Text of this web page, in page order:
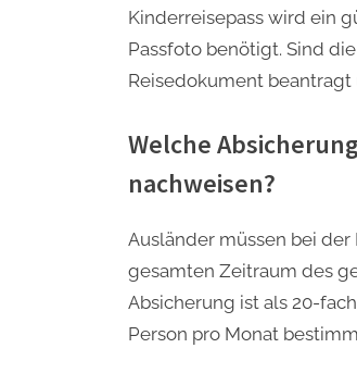
Kinderreisepass wird ein
Passfoto benötigt. Sind
Reisedokument
Welche
nachweisen?
Ausländer müssen bei
gesamten Zeitraum des
Absicherung ist als 20-
Person pro Monat